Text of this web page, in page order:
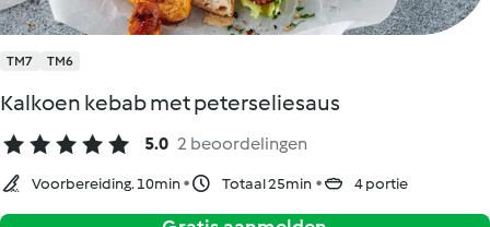
TM7 TM6
Kalkoen kebab met peterseliesaus
5.0 2 beoordelingen
Voorbereiding. 10min Totaal 25min 4 portie